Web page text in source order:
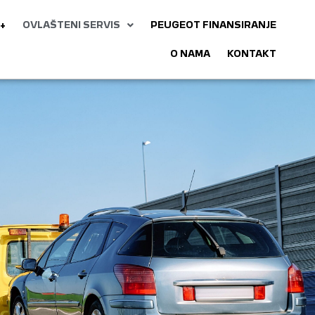
OVLAŠTENI SERVIS PEUGEOT FINANSIRANJE
O NAMA KONTAKT